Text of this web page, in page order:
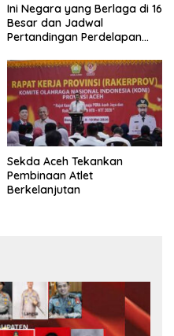
Ini Negara yang Berlaga di 16
Besar dan Jadwal
Pertandingan Perdelapan
Sekda Aceh Tekankan
Pembinaan Atlet
Berkelanjutan